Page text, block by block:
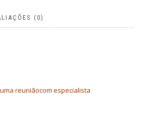
(0)
reuniãocom especialista